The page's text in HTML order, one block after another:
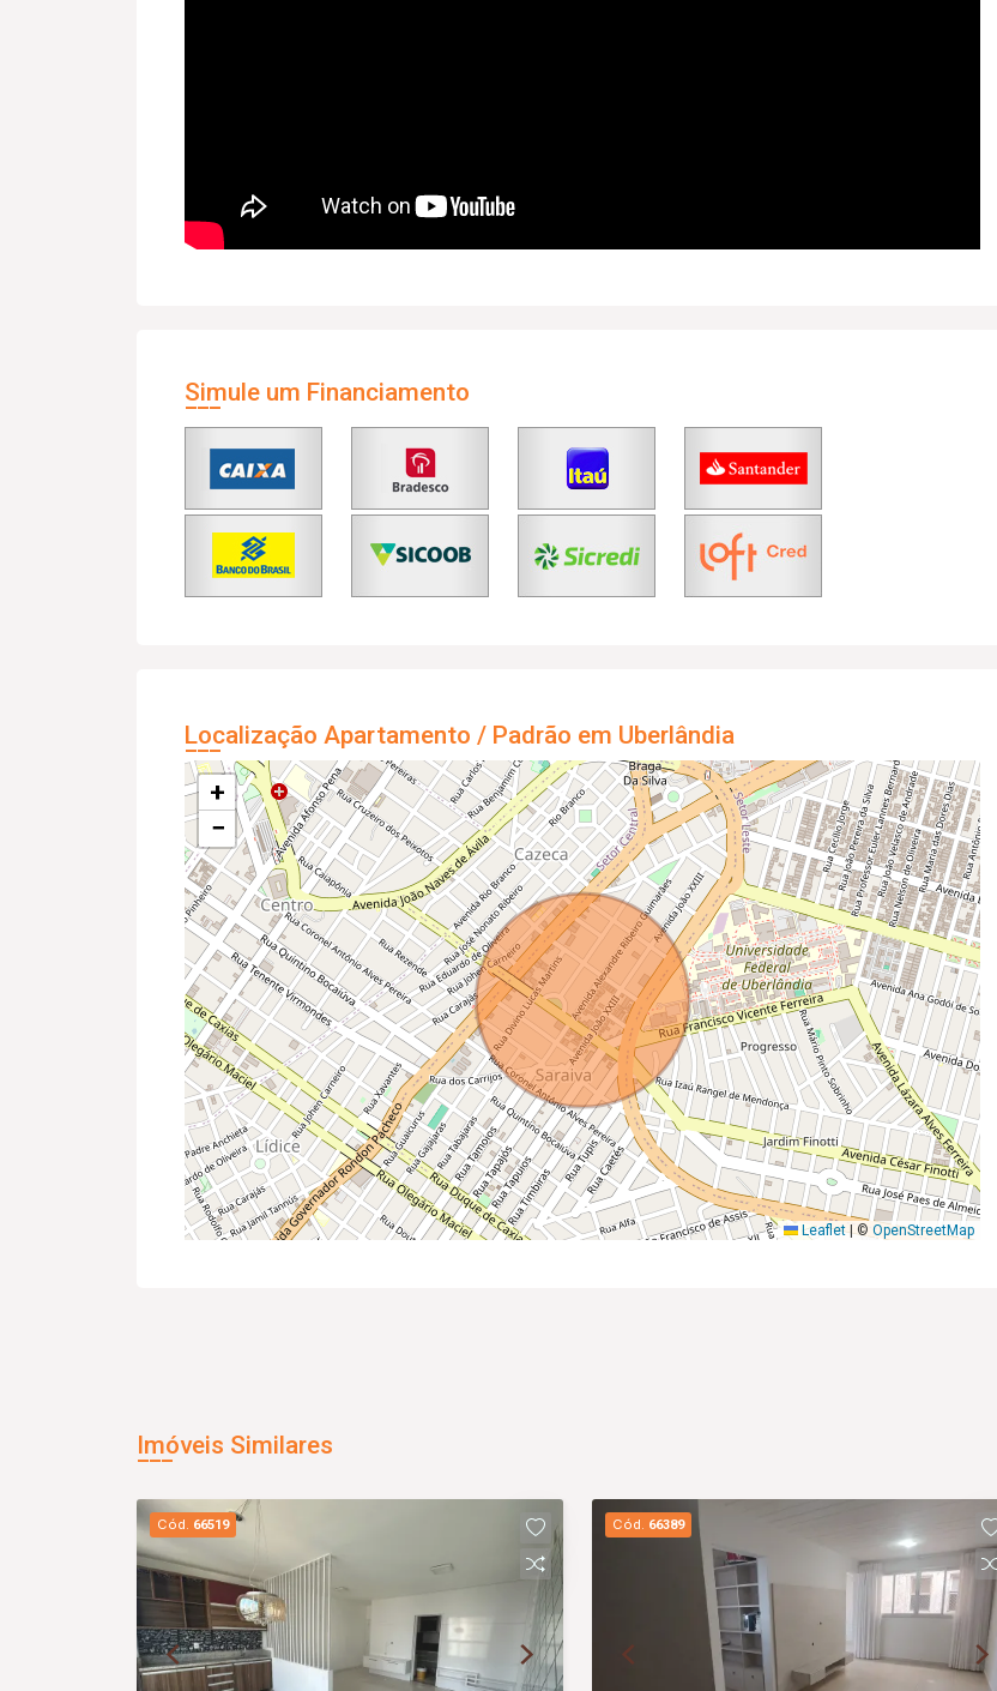
Simule um Financiamento
Localização Apartamento / Padrão em Uberlândia
+
−
Leaflet | © OpenStreetMap
Imóveis Similares
Cód. 66519 Cód. 66389